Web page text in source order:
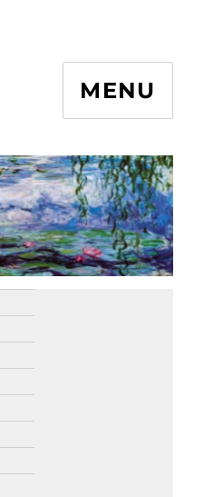
MENU